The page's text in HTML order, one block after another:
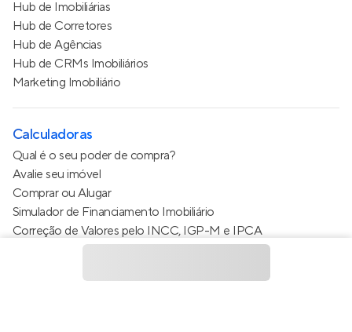
Hub de Imobiliárias
Hub de Corretores
Hub de Agências
Hub de CRMs Imobiliários
Marketing Imobiliário
Calculadoras
Qual é o seu poder de compra?
Avalie seu imóvel
Comprar ou Alugar
Simulador de Financiamento Imobiliário
Correção de Valores pelo INCC, IGP-M e IPCA
Estimativa de valor do condomínio